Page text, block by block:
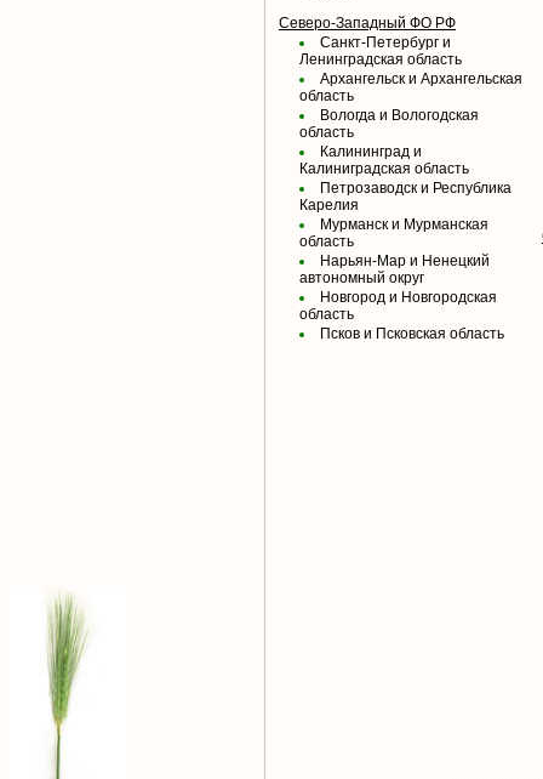
Северо-Западный ФО РФ
Санкт-Петербург и
Ленинградская область
Архангельск и Архангельская
область
Вологда и Вологодская
область
Калининград и
Калиниградская область
Петрозаводск и Республика
Карелия
Мурманск и Мурманская
область
Нарьян-Мар и Ненецкий
автономный округ
Новгород и Новгородская
область
Псков и Псковская область